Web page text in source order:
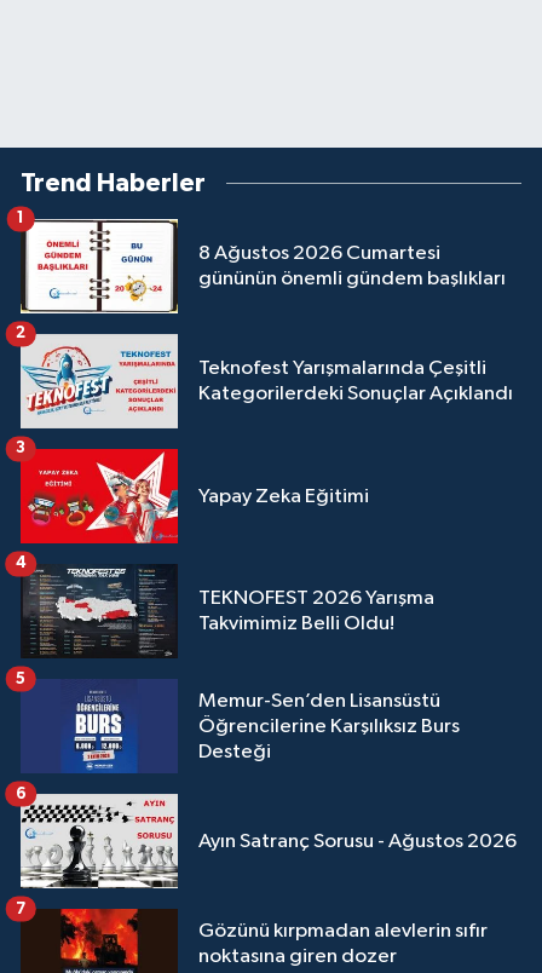
Trend Haberler
8 Ağustos 2026 Cumartesi
gününün önemli gündem başlıkları
Teknofest Yarışmalarında Çeşitli
Kategorilerdeki Sonuçlar Açıklandı
2
Yapay Zeka Eğitimi
3
TEKNOFEST 2026 Yarışma
Takvimimiz Belli Oldu!
4
Memur-Sen’den Lisansüstü
Öğrencilerine Karşılıksız Burs
Desteği
5
Ayın Satranç Sorusu - Ağustos 2026
6
Gözünü kırpmadan alevlerin sıfır
noktasına giren dozer
7